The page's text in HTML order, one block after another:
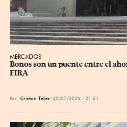
MERCADOS
Bonos son un puente entre el
FIRA
Por Cristian Téllez 20/07/2026 - 21:31